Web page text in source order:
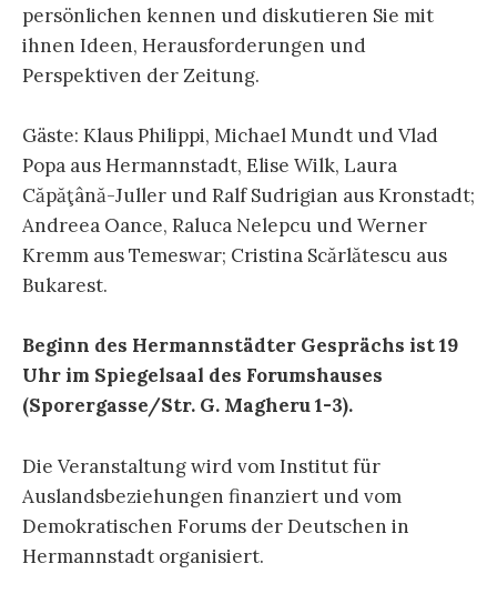
persönlichen kennen und diskutieren Sie mit
ihnen Ideen, Herausforderungen und
Perspektiven der Zeitung.
Gäste: Klaus Philippi, Michael Mundt und Vlad
Popa aus Hermannstadt, Elise Wilk, Laura
Căpăţână-Juller und Ralf Sudrigian aus Kronstadt;
Andreea Oance, Raluca Nelepcu und Werner
Kremm aus Temeswar; Cristina Scărlătescu aus
Bukarest.
Beginn des Hermannstädter Gesprächs ist 19
Uhr im Spiegelsaal des Forumshauses
(Sporergasse/Str. G. Magheru 1-3).
Die Veranstaltung wird vom Institut für
Auslandsbeziehungen finanziert und vom
Demokratischen Forums der Deutschen in
Hermannstadt organisiert.